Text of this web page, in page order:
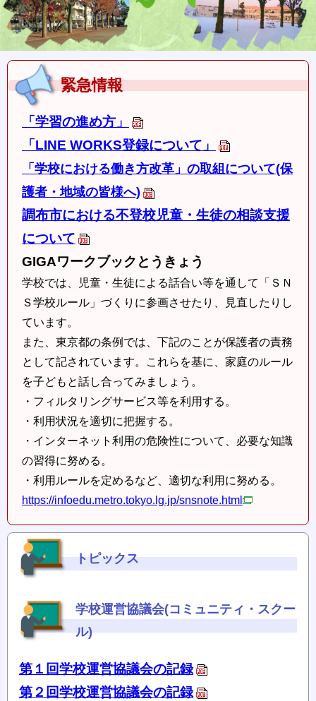
緊急情報
「学習の進め方」
「LINE WORKS登録について」
「学校における働き方改革」の取組について(保
護者・地域の皆様へ)
調布市における不登校児童・生徒の相談支援
について
GIGAワークブックとうきょう
学校では、児童・生徒による話合い等を通して「ＳＮ
Ｓ学校ルール」づくりに参画させたり、見直したりし
ています。
また、東京都の条例では、下記のことが保護者の責務
として記されています。これらを基に、家庭のルール
を子どもと話し合ってみましょう。
・フィルタリングサービス等を利用する。
・利用状況を適切に把握する。
・インターネット利用の危険性について、必要な知識
の習得に努める。
・利用ルールを定めるなど、適切な利用に努める。
https://infoedu.metro.tokyo.lg.jp/snsnote.html
トピックス
学校運営協議会(コミュニティ・スクー
ル)
第１回学校運営協議会の記録
第２回学校運営協議会の記録